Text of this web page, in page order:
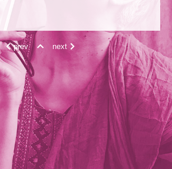
prev next